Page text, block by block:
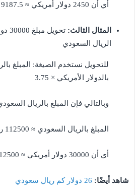
أي أن 2450 دولار أمريكي ≈ 9187.5 ريال سعودي
المثال الثالث:
الريال السعودي
للتحويل نستخدم الصيغة: المبلغ
بالدولار الأمريكي × 3.75
وبالتالي فإن المبلغ بالريال السعودي = 30000
المبلغ بالريال السعودي ≈ 112500 ريال سعودي
أي أن 30000 دولار أمريكي ≈ 112500 ريال سعودي
شاهد أيضًا: 26 دولار كم ريال سعودي